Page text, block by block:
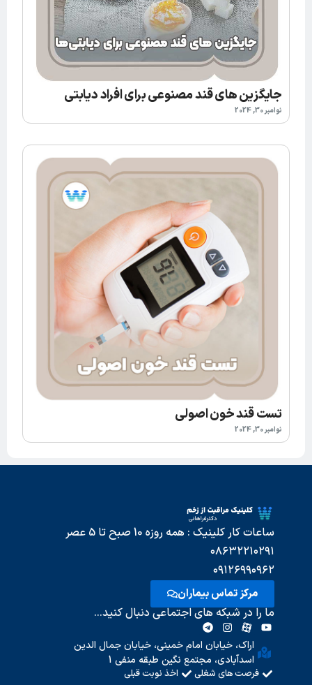
جایگزین های قند مصنوعی برای افراد دیابتی
نوامبر 30, 2024
تست قند خون اصولی
نوامبر 30, 2024
ساعات کار کلینیک : همه روزه 10 صبح تا 5 عصر
۰۸۶۳۲۲۱۰۲۹۱
۰۹۱۲۶۹۹۰۹۶۲
مرکز تماس بیماران
ما را در شبکه های اجتماعی دنبال کنید...
اراک، خیابان امام خمینی، خیابان جمال الدین
اسدآبادی، مجتمع نگین طبقه منفی 1
فرصت های شغلی اخذ نوبت قبلی